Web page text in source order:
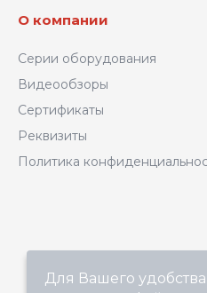
О компании
Серии оборудования
Видеообзоры
Сертификаты
Реквизиты
Политика
Для Вашего удобства